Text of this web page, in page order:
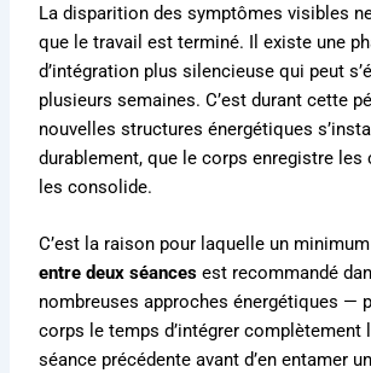
La disparition des symptômes visibles
que le travail est terminé. Il existe une
d’intégration plus silencieuse qui peut
plusieurs semaines. C’est durant cette
nouvelles structures énergétiques
durablement, que le corps enregistre les
les consolide.
C’est la raison pour laquelle un
entre deux séances est recommandé
nombreuses approches énergétiques —
corps le temps d’intégrer complètement
séance précédente avant d’en entamer